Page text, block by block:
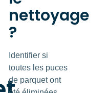
nettoyage
?
Identifier si
toutes les puces
de parquet ont